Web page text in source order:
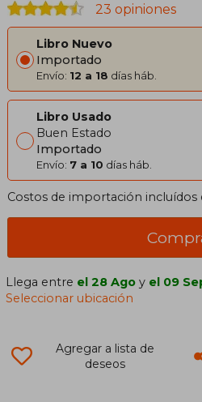
23 opiniones
Libro Nuevo
Importado
Envío: 12 a 18 días háb.
Libro Usado
Buen Estado
Importado
Envío: 7 a 10 días háb.
Costos de importación incluídos
Llega entre el 28 Ago y el 09
Seleccionar ubicación
Agregar a lista de
deseos